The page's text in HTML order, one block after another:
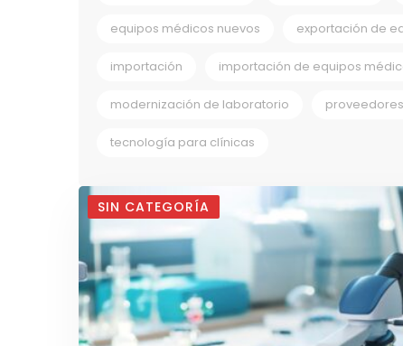
equipos médicos nuevos exportación de
importación importación de equipos
modernización de laboratorio
tecnología para clínicas
SIN CATEGORÍA